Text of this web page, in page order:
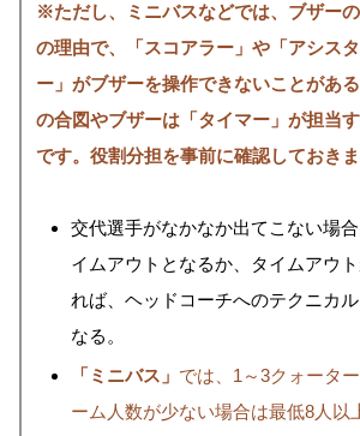
※ただし、ミニバスなどでは、ブザー
の理由で、「スコアラー」や「アシス
ー」がブザーを操作できないことがあ
の合図やブザーは 「タイマー」 が担当
です。役割分担を事前に確認しておきま
交代選手がなかなか出てこない場
イムアウトとなるか、タイムアウ
れば、ヘッドコーチへのテクニカ
なる。
「ミニバス」 では、1～3クォータ
ーム人数が少ない場合は最低8人以